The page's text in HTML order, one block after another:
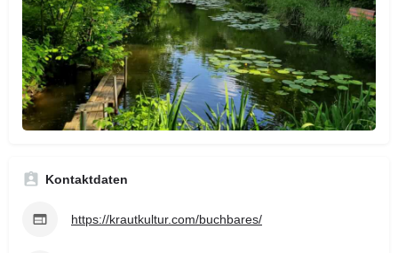
Kontaktdaten
https://krautkultur.com/buchbares/